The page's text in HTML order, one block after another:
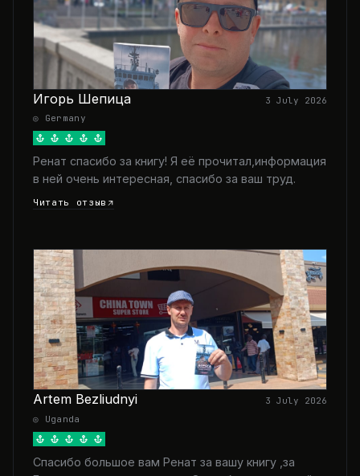
Игорь Шепица
3 July 2026
◎ Germany
Ренат спасибо за книгу! Я её прочитал,информация
в ней очень интересная, спасибо за ваш труд.
Читать отзыв
Artem Bezliudnyi
3 July 2026
◎ Uganda
Спасибо большое вам Ренат за вашу книгу ,за